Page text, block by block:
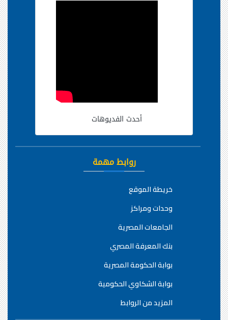
أحدث الفديوهات
روابط مهمة
خريطة الموقع
وحدات ومراكز
الجامعات المصرية
بنك المعرفة المصري
بوابة الحكومة المصرية
بوابة الشكاوي الحكومية
المزيد من الروابط